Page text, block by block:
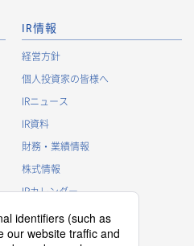
IR情報
経営方針
個人投資家の皆様へ
IRニュース
IR資料
財務・業績情報
株式情報
IRカレンダー
IRに関するよくあるご質問
IRポリシー